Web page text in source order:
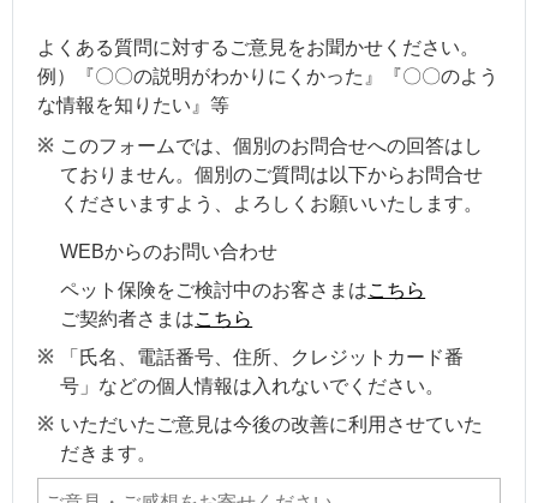
よくある質問に対するご意見をお聞かせください。
例）『〇〇の説明がわかりにくかった』『〇〇のよう
な情報を知りたい』等
このフォームでは、個別のお問合せへの回答はし
ておりません。個別のご質問は以下からお問合せ
くださいますよう、よろしくお願いいたします。
WEBからのお問い合わせ
ペット保険をご検討中のお客さまはこちら
ご契約者さまはこちら
「氏名、電話番号、住所、クレジットカード番
号」などの個人情報は入れないでください。
いただいたご意見は今後の改善に利用させていた
だきます。